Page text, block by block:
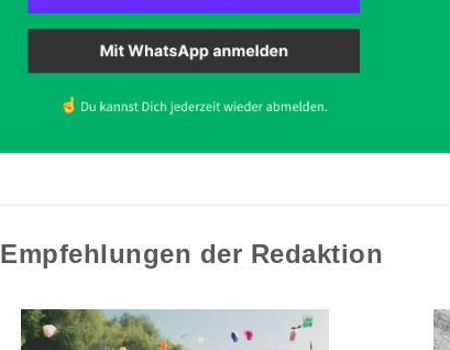
Empfehlungen der Redaktion